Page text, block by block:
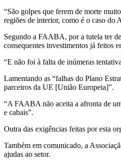
“São golpes que ferem de morte
regiões de interior, como é o caso do
Segundo a FAABA, por a tutela ter
consequentes investimentos já feitos
“E não foi à falta de inúmeras
Lamentando as “falhas do Plano
parceiros da UE [União Europeia]”.
“A FAABA não aceita a afronta de
e cabais”.
Outra das exigências feitas por esta
Também em comunicado, a
ajudas ao setor.